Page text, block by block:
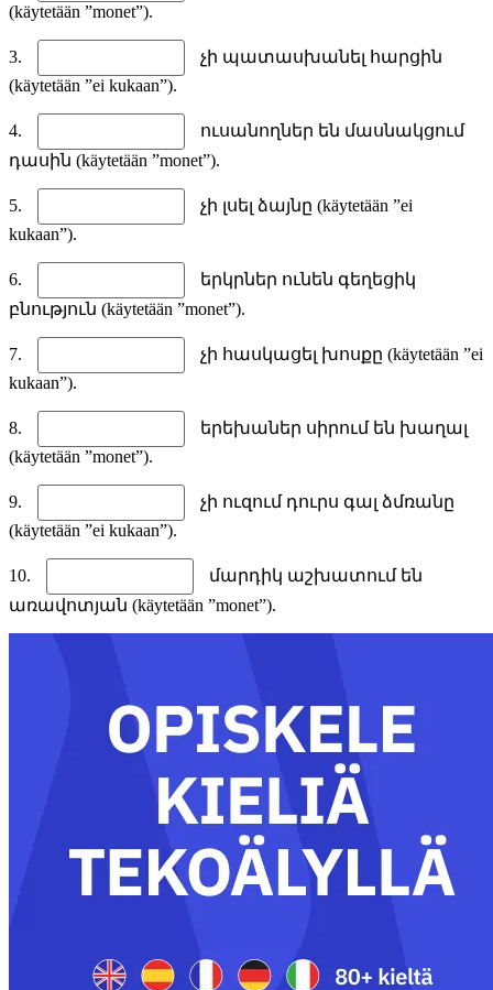
(käytetään ”monet”).
3.
չի պատասխանել հարցին
(käytetään ”ei kukaan”).
4.
ուսանողներ են մասնակցում
դասին (käytetään ”monet”).
5.
չի լսել ձայնը (käytetään ”ei
kukaan”).
6.
երկրներ ունեն գեղեցիկ
բնություն (käytetään ”monet”).
7.
չի հասկացել խոսքը (käytetään ”ei
kukaan”).
8.
երեխաներ սիրում են խաղալ
(käytetään ”monet”).
9.
չի ուզում դուրս գալ ձմռանը
(käytetään ”ei kukaan”).
10.
մարդիկ աշխատում են
առավոտյան (käytetään ”monet”).